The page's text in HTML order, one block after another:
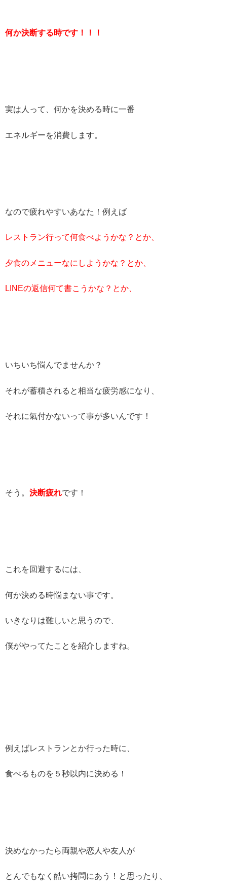
何か決断する時です！！！
実は人って、何かを決める時に一番
エネルギーを消費します。
なので疲れやすいあなた！例えば
レストラン行って何食べようかな？とか、
夕食のメニューなにしようかな？とか、
LINEの返信何て書こうかな？とか、
いちいち悩んでませんか？
それが蓄積されると相当な疲労感になり、
それに氣付かないって事が多いんです！
そう。 決断疲れです！
これを回避するには、
何か決める時悩まない事です。
いきなりは難しいと思うので、
僕がやってたことを紹介しますね。
例えばレストランとか行った時に、
食べるものを５秒以内に決める！
決めなかったら両親や恋人や友人が
とんでもなく酷い拷問にあう！と思ったり、